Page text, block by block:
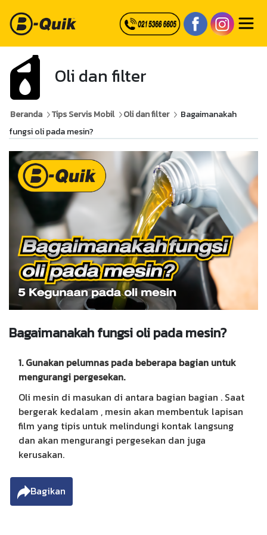
Oli dan filter
Beranda Tips Servis Mobil Oli dan filter
Bagaimanakah
fungsi oli pada mesin?
Bagaimanakah fungsi oli pada mesin?
1. Gunakan pelumnas pada beberapa bagian untuk
mengurangi pergesekan.
Oli mesin di masukan di antara bagian bagian . Saat
bergerak kedalam , mesin akan membentuk lapisan
film yang tipis untuk melindungi kontak langsung
dan akan mengurangi pergesekan dan juga
kerusakan.
Bagikan